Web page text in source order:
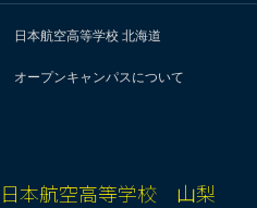
日本航空高等学校 北海道
オープンキャンパスについて
日本航空高等学校 山梨